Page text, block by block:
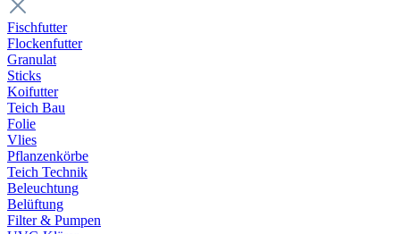
Fischfutter
Flockenfutter
Granulat
Sticks
Koifutter
Teich Bau
Folie
Vlies
Pflanzenkörbe
Teich Technik
Beleuchtung
Belüftung
Filter & Pumpen